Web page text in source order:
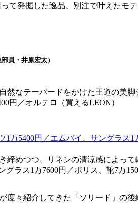
て発掘した逸品、別注で叶えたモ
員・井原宏太）
なテーパードをかけた王道の美
円／オルテロ（買えるLEON）
めつつ、リネンの清涼感によっ
ラス1万7600円／ポリス、靴7万
々紹介してきた「ソリード」の